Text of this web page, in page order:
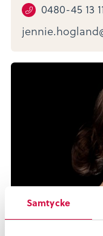
Samtycke
0480-45 13